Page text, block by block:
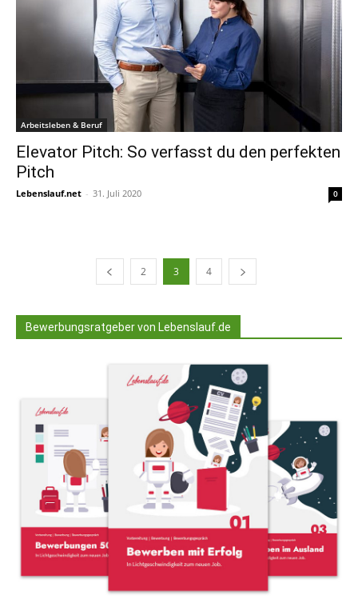
Arbeitsleben & Beruf
Elevator Pitch: So verfasst du den perfekten
Pitch
Lebenslauf.net - 31. Juli 2020 0
2 3 4
Bewerbungsratgeber von Lebenslauf.de